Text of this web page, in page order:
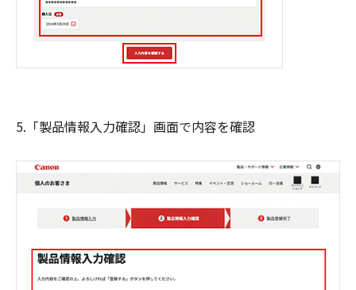
5.「製品情報入力確認」画面で内容を確認